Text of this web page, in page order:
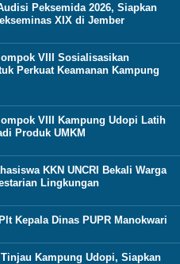
Peksemida 2026, Siapkan
XIX di Jember
VIII Sosialisasikan
Perkuat Keamanan Kampung
VIII Kampung Udopi Latih
Produk UMKM
KKN UNCRI Bekali Warga
Lingkungan
Kepala Dinas PUPR Manokwari
Kampung Udopi, Siapkan